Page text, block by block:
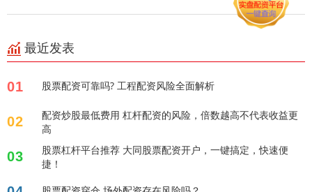
最近发表
01 股票配资可靠吗? 工程配资风险全面解析
02
配资炒股最低费用 杠杆配资的风险，倍数越高不代表收益更
高
03
股票杠杆平台推荐 大同股票配资开户，一键搞定，快速便
捷！